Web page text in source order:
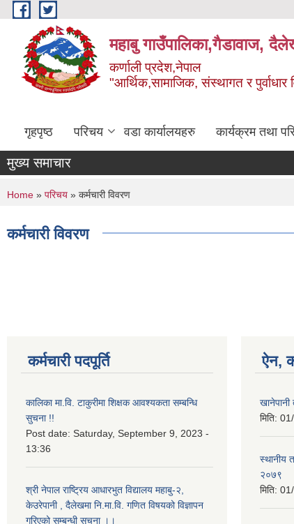
Skip to main content
महाबु गाउँपालिका,गैडावाज,
कर्णाली प्रदेश,नेपाल
"आर्थिक,सामाजिक, संस्थागत र
गृहपृष्ठ परिचय वडा कार्यालयहरु कार्यक्रम तथा
मुख्य समाचार
You are here
Home » परिचय » कर्मचारी विवरण
कर्मचारी विवरण
कर्मचारी पदपूर्ति
कालिका मा.वि. टाकुरीमा शिक्षक आवश्यकता सम्बन्धि
सुचना !!
Post date: Saturday, September 9, 2023 -
13:36
श्री नेपाल राष्ट्रिय आधारभुत विद्यालय महाबु-२,
केउरेपानी , दैलेखमा नि.मा.वि. गणित विषयको विज्ञापन
गरिएको सम्बन्धी सूचना ।।
ऐन,
मिति:
स्थानीय
२०७९
मिति: